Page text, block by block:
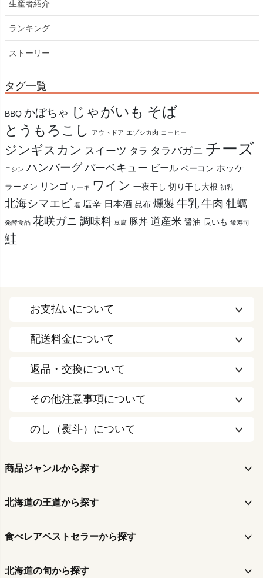
生産者紹介
ランキング
ストーリー
タグ一覧
BBQ かぼちゃ じゃがいも そば
とうもろこし アウトドア エゾシカ肉 コーヒー
ジンギスカン スイーツ タラ タラバガニ チーズ
ニシン ハンバーグ バーベキュー ビール ベーコン ホッケ
ラーメン リンゴ リーキ ワイン 一夜干し 切り干し大根 初乳
北海シマエビ 塩 塩辛 日本酒 昆布 燻製 牛乳 牛肉 牡蠣
発酵食品 花咲ガニ 調味料 豆腐 豚丼 道産米 醤油 長いも 飯寿司
鮭
お支払いについて
配送料金について
返品・交換について
その他注意事項について
のし（熨斗）について
商品ジャンルから探す
北海道の王道から探す
食べレアベストセラーから探す
北海道の旬から探す